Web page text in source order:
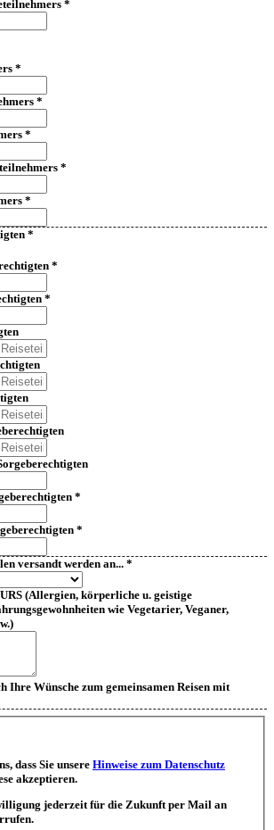
*
*
*
*
*
*
*
*
*
*
*
versandt werden an... *
(Allergien, körperliche u. geistige
wie Vegetarier, Veganer,
Ihre Wünsche zum gemeinsamen Reisen mit
dass Sie unsere Hinweise zum Datenschutz
akzeptieren.
jederzeit für die Zukunft per Mail an